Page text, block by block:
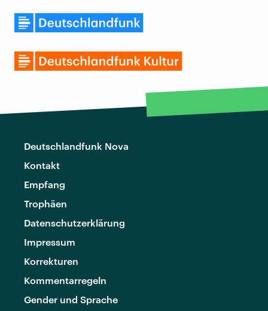
Deutschlandfunk Nova
Kontakt
Empfang
Trophäen
Datenschutzerklärung
Impressum
Korrekturen
Kommentarregeln
Gender und Sprache